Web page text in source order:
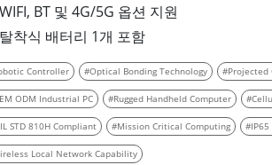
플레이
해양 디스플레이
리티
PC
팅
스테인리스
스테인리스 스틸
스테인리스 스틸
WIFI, BT 및 4G/5G 옵션 지원
탈착식 배터리 1개 포함
Controller #Optical Bonding Technology #Projected
ODM Industrial PC #Rugged Handheld Computer
STD 810H Compliant #Mission Critical Computing
Local Network Capability